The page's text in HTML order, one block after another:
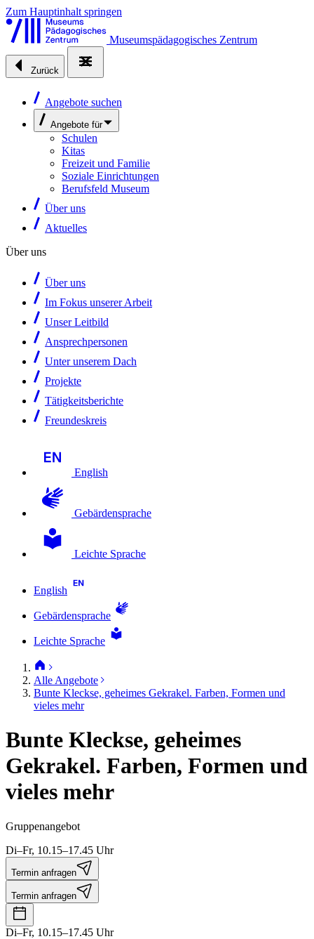
Zum Hauptinhalt springen
Museumspädagogisches Zentrum
Zurück
Angebote suchen
Angebote für
Schulen
Kitas
Freizeit und Familie
Soziale Einrichtungen
Berufsfeld Museum
Über uns
Aktuelles
Über uns
Über uns
Im Fokus unserer Arbeit
Unser Leitbild
Ansprechpersonen
Unter unserem Dach
Projekte
Tätigkeitsberichte
Freundeskreis
English
Gebärdensprache
Leichte Sprache
English
Gebärdensprache
Leichte Sprache
Alle Angebote
Bunte Kleckse, geheimes Gekrakel. Farben, Formen und
vieles mehr
Bunte Kleckse, geheimes
Gekrakel. Farben, Formen und
vieles mehr
Gruppenangebot
Di–Fr, 10.15–17.45 Uhr
Termin anfragen
Termin anfragen
Di–Fr, 10.15–17.45 Uhr